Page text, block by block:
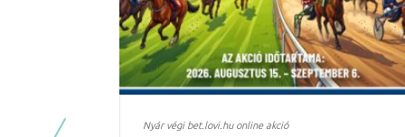
Nyár végi bet.lovi.hu online akció